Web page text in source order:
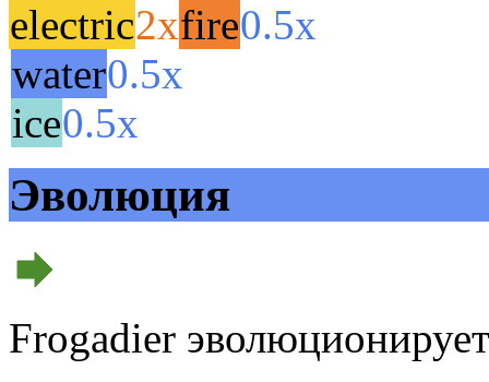
electric2xfire0.5x
water0.5x
ice0.5x
Эволюция
Frogadier